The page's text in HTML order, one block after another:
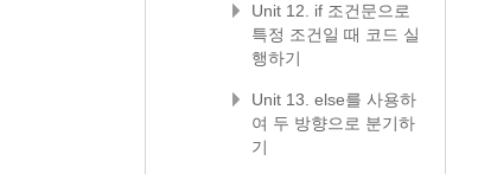
Unit 12. if 조건문으로
특정 조건일 때 코드 실
행하기
Unit 13. else를 사용하
여 두 방향으로 분기하
기